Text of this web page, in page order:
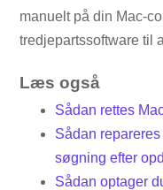
manuelt på din Mac-
tredjepartssoftware til
Læs også
Sådan rettes
Sådan
søgning efter
Sådan optager